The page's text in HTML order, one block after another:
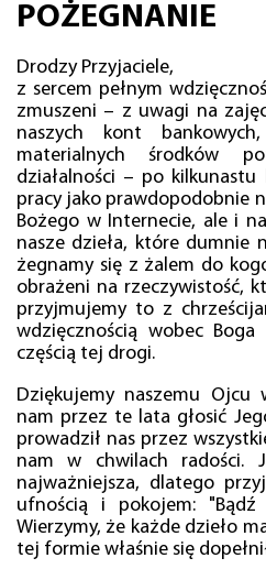
POŻEGNANIE
Drodzy Przyjaciele,
z sercem pełnym
zmuszeni – z uwagi na
naszych kont
materialnych środków
działalności – po
pracy jako prawdopodobnie
Bożego w Internecie, ale i
nasze dzieła, które dumnie
żegnamy się z żalem do
obrażeni na rzeczywistość,
przyjmujemy to z
wdzięcznością wobec
częścią tej drogi.
Dziękujemy naszemu Ojcu
nam przez te lata głosić
prowadził nas przez
nam w chwilach radości.
najważniejsza, dlatego
ufnością i pokojem:
Wierzymy, że każde dzieło
tej formie właśnie się